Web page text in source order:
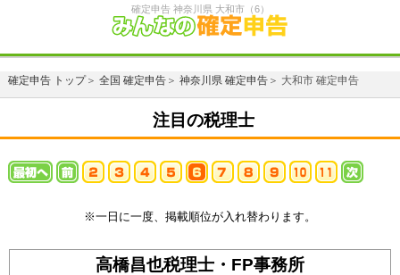
確定申告 神奈川県 大和市（6）
確定申告 トップ＞ 全国 確定申告＞ 神奈川県 確定申告＞ 大和市 確定申告
注目の税理士
※一日に一度、掲載順位が入れ替わります。
高橋昌也税理士・FP事務所